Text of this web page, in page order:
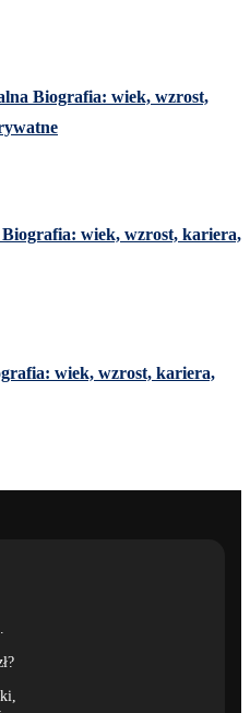
Biografia: wiek, wzrost,
wiek, wzrost, kariera,
wiek, wzrost, kariera,